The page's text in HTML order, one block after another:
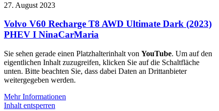
27. August 2023
Volvo V60 Recharge T8 AWD Ultimate Dark (2023)
PHEV I NinaCarMaria
Sie sehen gerade einen Platzhalterinhalt von YouTube. Um auf den
eigentlichen Inhalt zuzugreifen, klicken Sie auf die Schaltfläche
unten. Bitte beachten Sie, dass dabei Daten an Drittanbieter
weitergegeben werden.
Mehr Informationen
Inhalt entsperren